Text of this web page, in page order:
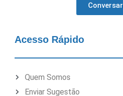
Conversar
Acesso Rápido
Quem Somos
Enviar Sugestão